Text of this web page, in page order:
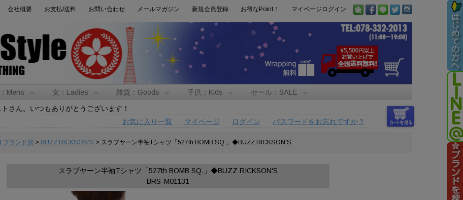
会社概要 お支払/送料 お問い合わせ メールマガジン 新規会員登録 お得なPoint！ マイページログイン
Mens 女：Ladies 雑貨：Goods 子供：Kids セール：SALE
さん。いつもありがとうございます！
お気に入り一覧
マイページ ログイン パスワードをお忘れですか？
ブランド別 > BUZZ RICKSON'S > スラブヤーン半袖Tシャツ「527th BOMB SQ.」◆BUZZ RICKSON'S
スラブヤーン半袖Tシャツ「527th BOMB SQ.」◆BUZZ RICKSON'S
BRS-M01131